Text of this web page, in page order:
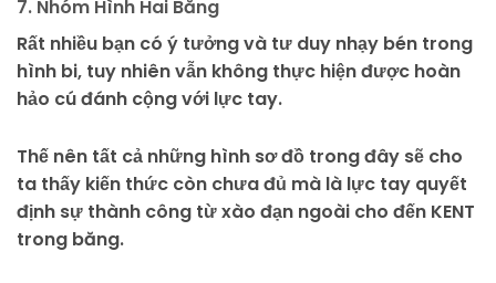
7. Nhóm Hình Hai Băng
Rất nhiều bạn có ý tưởng và tư duy nhạy bén trong
hình bi, tuy nhiên vẫn không thực hiện được hoàn
hảo cú đánh cộng với lực tay.
Thế nên tất cả những hình sơ đồ trong đây sẽ cho
ta thấy kiến thức còn chưa đủ mà là lực tay quyết
định sự thành công từ xào đạn ngoài cho đến KENT
trong băng.